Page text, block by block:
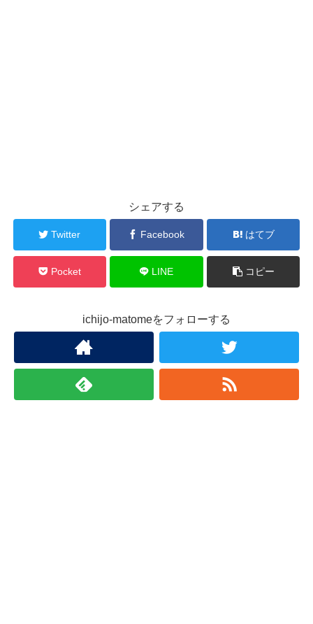
シェアする
Twitter Facebook はてブ
Pocket LINE コピー
ichijo-matomeをフォローする